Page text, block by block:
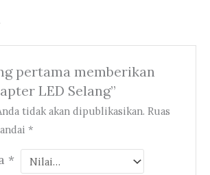
pertama memberikan
LED Selang”
tidak akan dipublikasikan. Ruas
*
*